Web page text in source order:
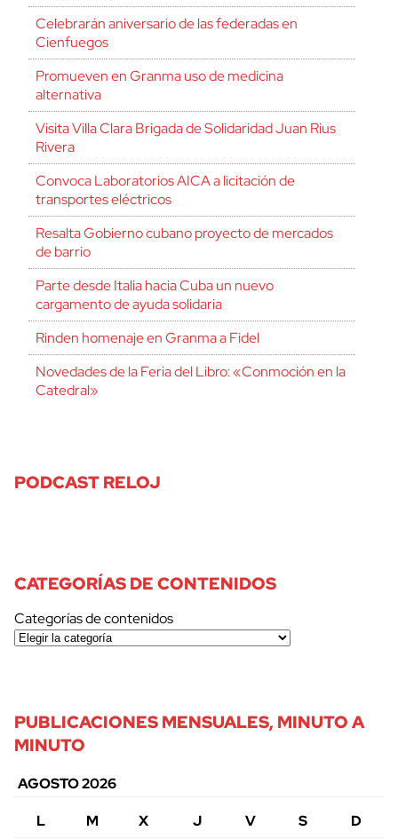
Celebrarán aniversario de las federadas en
Cienfuegos
Promueven en Granma uso de medicina
alternativa
Visita Villa Clara Brigada de Solidaridad Juan Rius
Rivera
Convoca Laboratorios AICA a licitación de
transportes eléctricos
Resalta Gobierno cubano proyecto de mercados
de barrio
Parte desde Italia hacia Cuba un nuevo
cargamento de ayuda solidaria
Rinden homenaje en Granma a Fidel
Novedades de la Feria del Libro: «Conmoción en la
Catedral»
PODCAST RELOJ
CATEGORÍAS DE CONTENIDOS
Categorías de contenidos
PUBLICACIONES MENSUALES, MINUTO A
MINUTO
AGOSTO 2026
L
M X J V S D